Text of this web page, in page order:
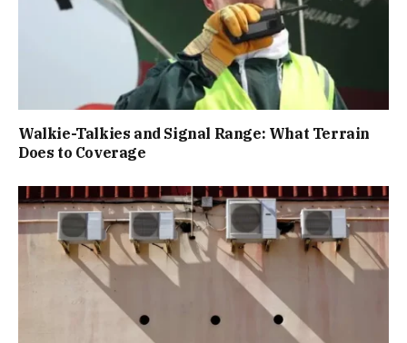
Walkie-Talkies and Signal Range: What Terrain
Does to Coverage